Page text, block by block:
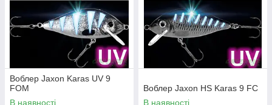
Воблер Jaxon Karas UV 9
FOM
В наявності
Воблер Jaxon HS Karas 9 FC
В наявності